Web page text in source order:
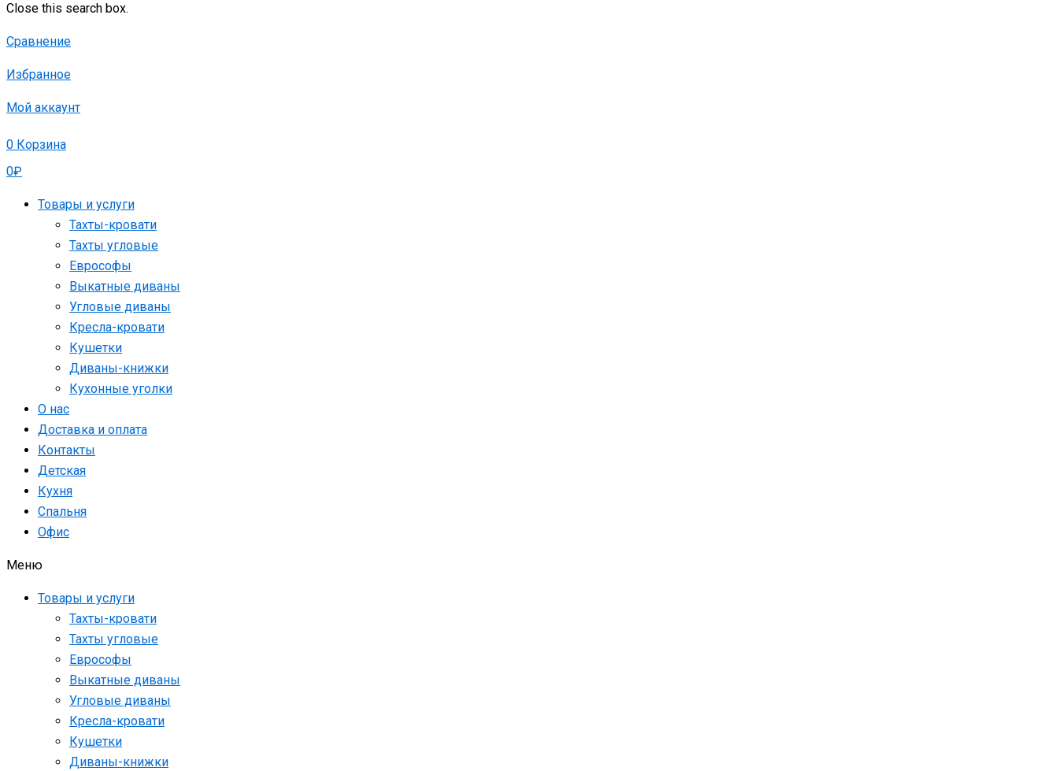
Close this search box.
Сравнение
Избранное
Мой аккаунт
0₽
0 Корзина
Товары и услуги
Тахты-кровати
Тахты угловые
Еврософы
Выкатные диваны
Угловые диваны
Кресла-кровати
Кушетки
Диваны-книжки
Кухонные уголки
О нас
Доставка и оплата
Контакты
Детская
Кухня
Спальня
Офис
Меню
Товары и услуги
Тахты-кровати
Тахты угловые
Еврософы
Выкатные диваны
Угловые диваны
Кресла-кровати
Кушетки
Диваны-книжки